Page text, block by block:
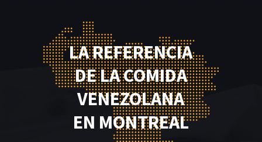
LA REFERENCIA
DE LA COMIDA
VENEZOLANA
EN MONTREAL